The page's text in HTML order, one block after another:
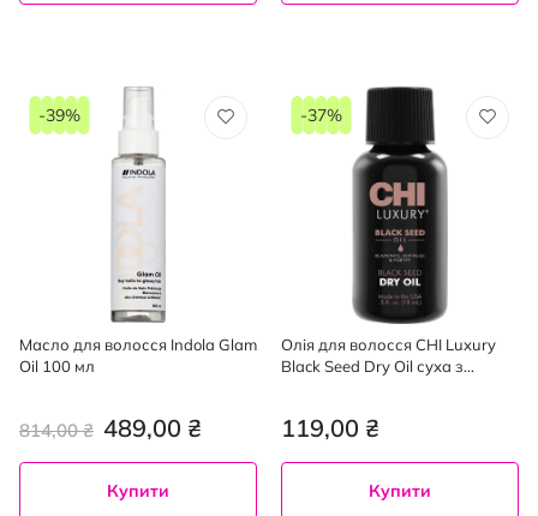
Масло для волосся Indola Glam
Oil 100 мл
489,00 ₴
814,00 ₴
-39%
Купити
Олія для волосся CHI Luxury
Black Seed Dry Oil суха з
119,00 ₴
-37%
Купити